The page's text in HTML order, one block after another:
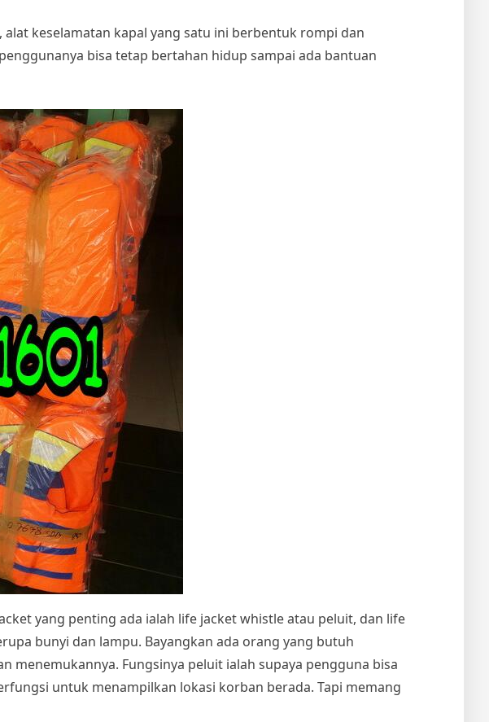
alat keselamatan kapal yang satu ini berbentuk rompi dan
bisa tetap bertahan hidup sampai ada bantuan
yang penting ada ialah life jacket whistle atau peluit, dan life
bunyi dan lampu. Bayangkan ada orang yang butuh
Fungsinya peluit ialah supaya pengguna bisa
untuk menampilkan lokasi korban berada. Tapi memang